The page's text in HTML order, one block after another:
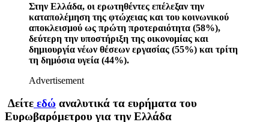
Στην Ελλάδα, οι ερωτηθέντες επέλεξαν την
καταπολέμηση της φτώχειας και του κοινωνικού
αποκλεισμού ως πρώτη προτεραιότητα (58%),
δεύτερη την υποστήριξη της οικονομίας και
δημιουργία νέων θέσεων εργασίας (55%) και τρίτη
τη δημόσια υγεία (44%).
Advertisement
Δείτε εδώ αναλυτικά τα ευρήματα του
Ευρωβαρόμετρου για την Ελλάδα